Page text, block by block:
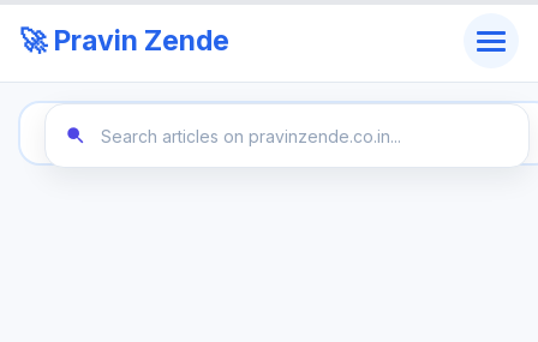
🚀 Pravin Zende